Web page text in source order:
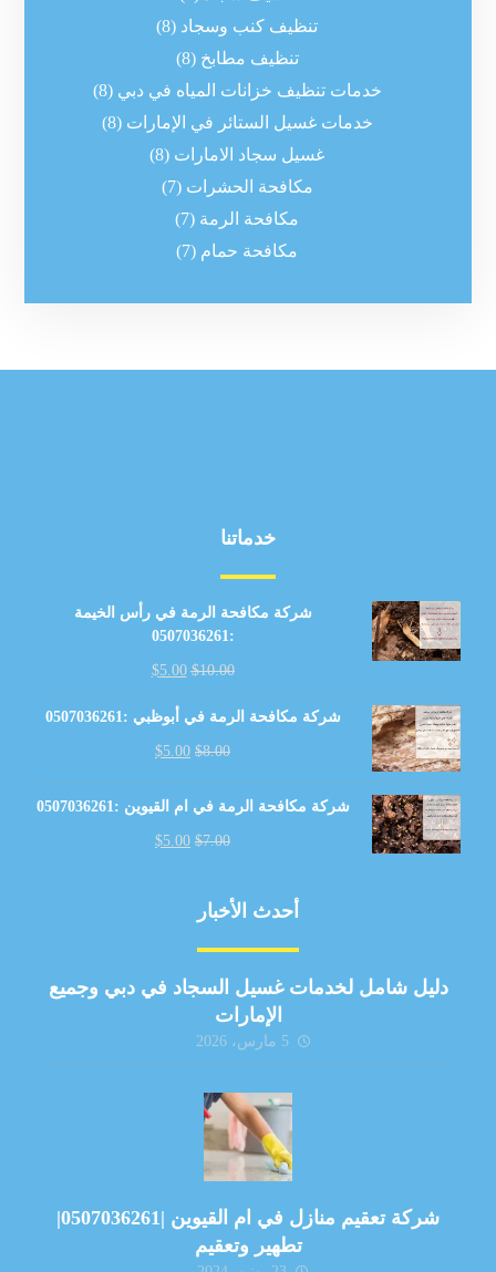
تنظيف كنب وسجاد (8)
تنظيف مطابخ (8)
خدمات تنظيف خزانات المياه في دبي (8)
خدمات غسيل الستائر في الإمارات (8)
غسيل سجاد الامارات (8)
مكافحة الحشرات (7)
مكافحة الرمة (7)
مكافحة حمام (7)
خدماتنا
شركة مكافحة الرمة في رأس الخيمة
:0507036261
$10.00
$5.00
شركة مكافحة الرمة في أبوظبي :0507036261
$8.00
$5.00
شركة مكافحة الرمة في ام القيوين :0507036261
$7.00
$5.00
أحدث الأخبار
دليل شامل لخدمات غسيل السجاد في دبي وجميع
الإمارات
5 مارس، 2026
شركة تعقيم منازل في ام القيوين |0507036261|
تطهير وتعقيم